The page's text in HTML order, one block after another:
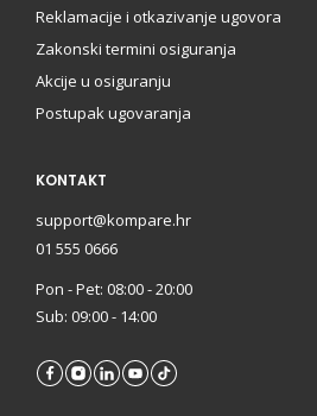
Reklamacije i otkazivanje ugovora
Zakonski termini osiguranja
Akcije u osiguranju
Postupak ugovaranja
KONTAKT
support@kompare.hr
01 555 0666
Pon - Pet: 08:00 - 20:00
Sub: 09:00 - 14:00